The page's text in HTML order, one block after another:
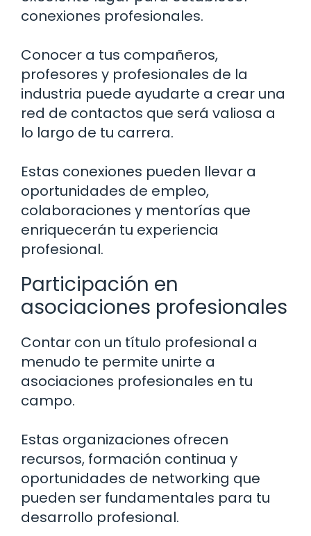
conexiones profesionales.
Conocer a tus compañeros,
profesores y profesionales de la
industria puede ayudarte a crear una
red de contactos que será valiosa a
lo largo de tu carrera.
Estas conexiones pueden llevar a
oportunidades de empleo,
colaboraciones y mentorías que
enriquecerán tu experiencia
profesional.
Participación en
asociaciones profesionales
Contar con un título profesional a
menudo te permite unirte a
asociaciones profesionales en tu
campo.
Estas organizaciones ofrecen
recursos, formación continua y
oportunidades de networking que
pueden ser fundamentales para tu
desarrollo profesional.